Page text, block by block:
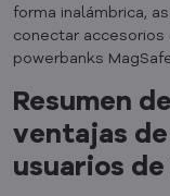
forma inalámbrica,
conectar accesorios
powerbanks
Resumen
ventajas de
usuarios de